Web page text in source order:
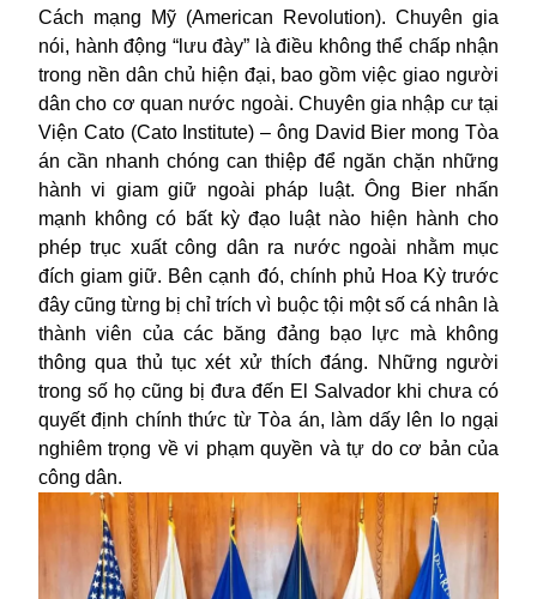
Cách mạng Mỹ (American Revolution). Chuyên gia
nói, hành động “lưu đày” là điều không thể chấp nhận
trong nền dân chủ hiện đại, bao gồm việc giao người
dân cho cơ quan nước ngoài. Chuyên gia nhập cư tại
Viện Cato (Cato Institute) – ông David Bier mong Tòa
án cần nhanh chóng can thiệp để ngăn chặn những
hành vi giam giữ ngoài pháp luật. Ông Bier nhấn
mạnh không có bất kỳ đạo luật nào hiện hành cho
phép trục xuất công dân ra nước ngoài nhằm mục
đích giam giữ. Bên cạnh đó, chính phủ Hoa Kỳ trước
đây cũng từng bị chỉ trích vì buộc tội một số cá nhân là
thành viên của các băng đảng bạo lực mà không
thông qua thủ tục xét xử thích đáng. Những người
trong số họ cũng bị đưa đến El Salvador khi chưa có
quyết định chính thức từ Tòa án, làm dấy lên lo ngại
nghiêm trọng về vi phạm quyền và tự do cơ bản của
công dân.